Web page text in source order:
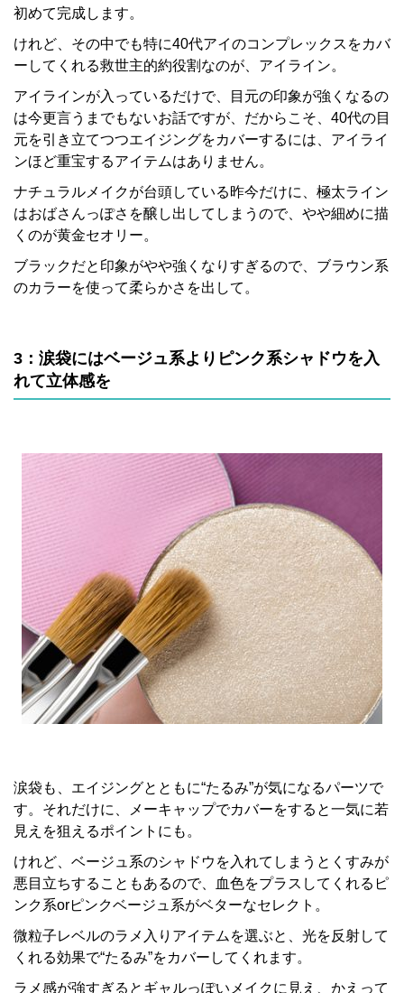
初めて完成します。
けれど、その中でも特に40代アイのコンプレックスをカバ
ーしてくれる救世主的約役割なのが、アイライン。
アイラインが入っているだけで、目元の印象が強くなるの
は今更言うまでもないお話ですが、だからこそ、40代の目
元を引き立てつつエイジングをカバーするには、アイライ
ンほど重宝するアイテムはありません。
ナチュラルメイクが台頭している昨今だけに、極太ライン
はおばさんっぽさを醸し出してしまうので、やや細めに描
くのが黄金セオリー。
ブラックだと印象がやや強くなりすぎるので、ブラウン系
のカラーを使って柔らかさを出して。
3：涙袋にはベージュ系よりピンク系シャドウを入
れて立体感を
涙袋も、エイジングとともに“たるみ”が気になるパーツで
す。それだけに、メーキャップでカバーをすると一気に若
見えを狙えるポイントにも。
けれど、ベージュ系のシャドウを入れてしまうとくすみが
悪目立ちすることもあるので、血色をプラスしてくれるピ
ンク系orピンクベージュ系がベターなセレクト。
微粒子レベルのラメ入りアイテムを選ぶと、光を反射して
くれる効果で“たるみ”をカバーしてくれます。
ラメ感が強すぎるとギャルっぽいメイクに見え、かえって